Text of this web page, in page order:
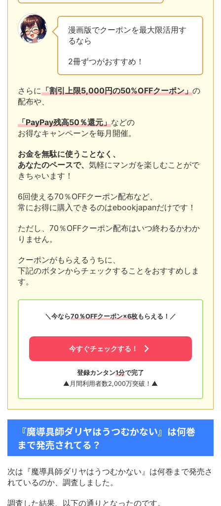
漫画版でクーポンを最大限活用す
るなら
2冊ずつがおすすめ！
さらに「割引上限5,000円の50%OFFクーポン」の
配布や、
「PayPay残高50％還元」などの
お得なキャンペーンを毎月開催。
お金を無駄に使うことなく、
あなたのペースで、 気軽にマンガを楽しむことがで
きちゃいます！
6回使える70％OFFクーポン配布など、
常にお得に購入できるのはebookjapanだけです！
ただし、70％OFFクーポン配布はいつ終わるかわか
りません。
クーポンがもらえるうちに、
下記のボタンからチェックすることをおすすめしま
す。
＼今なら70％OFFクーポン×6枚もらえる！／
今すぐチェックする！
登録カンタン1分で完了
▲月間利用者数2,000万突破！▲
『魔導具師ダリヤはうつむかない』は何巻
まで発売されてる？
次は『魔導具師ダリヤはうつむかない』は何巻まで発売さ
れているのか、調査しました。
調査した結果、以下の通りとなったのです。